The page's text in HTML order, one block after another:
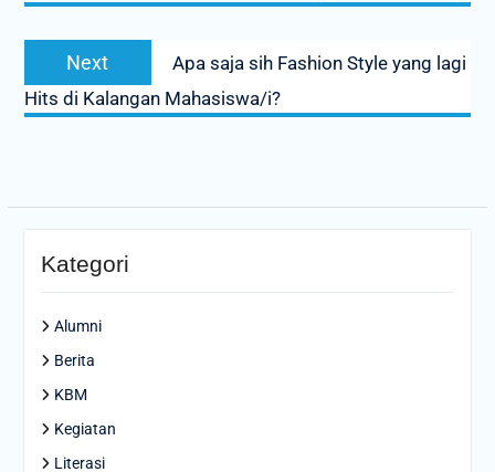
Next
post:
Apa saja sih Fashion Style yang lagi
Hits di Kalangan Mahasiswa/i?
Kategori
Alumni
Berita
KBM
Kegiatan
Literasi